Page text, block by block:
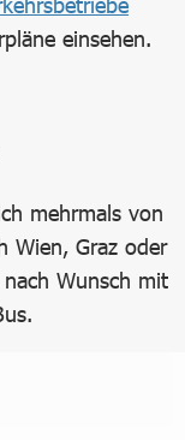
einsehen.
mehrmals von
Wien, Graz oder
Wunsch mit